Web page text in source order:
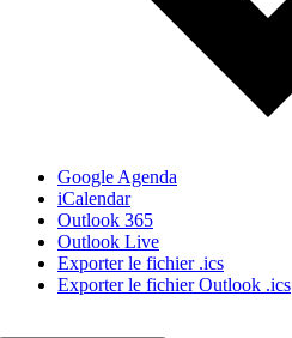
Google Agenda
iCalendar
Outlook 365
Outlook Live
Exporter le fichier .ics
Exporter le fichier Outlook .ics